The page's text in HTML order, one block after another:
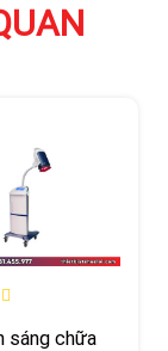
sáng chữa